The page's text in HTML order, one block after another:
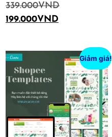
339.000VND
199.000VND
Giảm giá!